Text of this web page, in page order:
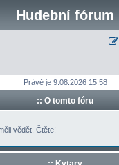
Hudební fórum
Právě je 9.08.2026 15:58
:: O tomto fóru
vědět. Čtěte!